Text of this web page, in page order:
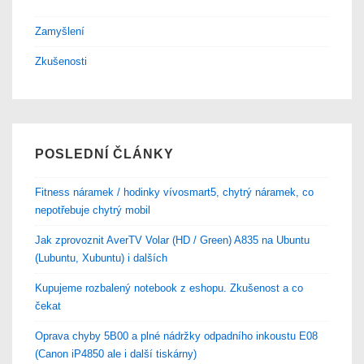
Zamyšlení
Zkušenosti
POSLEDNÍ ČLÁNKY
Fitness náramek / hodinky vívosmart5, chytrý náramek, co
nepotřebuje chytrý mobil
Jak zprovoznit AverTV Volar (HD / Green) A835 na Ubuntu
(Lubuntu, Xubuntu) i dalších
Kupujeme rozbalený notebook z eshopu. Zkušenost a co
čekat
Oprava chyby 5B00 a plné nádržky odpadního inkoustu E08
(Canon iP4850 ale i další tiskárny)